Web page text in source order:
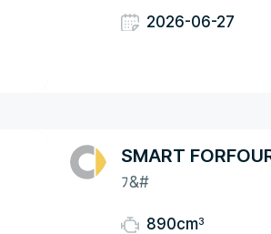
2026-06-27
SMART
ﾌ&#
890cm3